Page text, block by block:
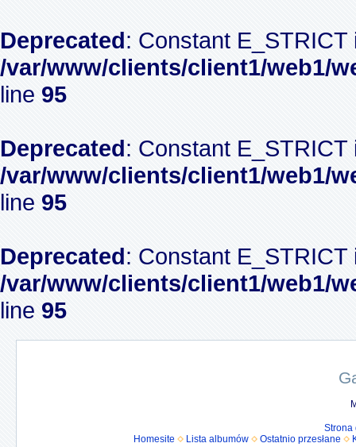
Deprecated: Constant
/var/www/clients/client1/web1/
line 95
Deprecated: Constant
/var/www/clients/client1/web1/
line 95
Deprecated: Constant
/var/www/clients/client1/web1/
line 95
Strona
Homesite
Lista albumów Ostatnio przesłane